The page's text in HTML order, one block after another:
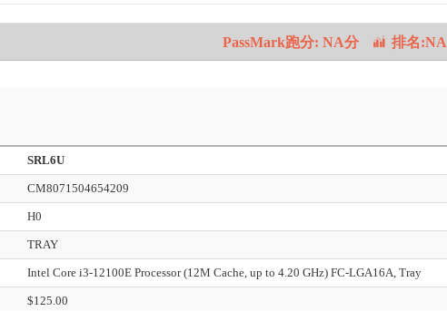
PassMark跑分: NA分 排名:NA
SRL6U
CM8071504654209
H0
TRAY
Intel Core i3-12100E Processor (12M Cache, up to 4.20 GHz) FC-LGA16A, Tray
$125.00